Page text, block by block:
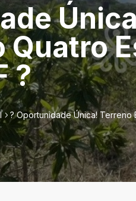
Quatro
?
? Oportunidade Única! Terreno